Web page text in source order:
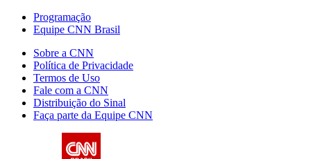
Programação
Equipe CNN Brasil
Sobre a CNN
Política de Privacidade
Termos de Uso
Fale com a CNN
Distribuição do Sinal
Faça parte da Equipe CNN